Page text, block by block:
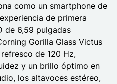
como un smartphone de
de primera
de 6,59 pulgadas
Gorilla Glass Victus
de 120 Hz,
y un brillo óptimo en
los altavoces estéreo,